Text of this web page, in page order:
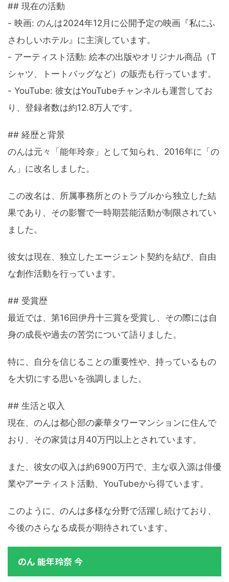
## 現在の活動
- 映画: のんは2024年12月に公開予定の映画『私にふ
さわしいホテル』に主演しています。
- アーティスト活動: 絵本の出版やオリジナル商品（T
シャツ、トートバッグなど）の販売も行っています。
- YouTube: 彼女はYouTubeチャンネルも運営してお
り、登録者数は約12.8万人です。
## 経歴と背景
のんは元々「能年玲奈」として知られ、2016年に「の
ん」に改名しました。
この改名は、所属事務所とのトラブルから独立した結
果であり、その影響で一時期芸能活動が制限されてい
ました。
彼女は現在、独立したエージェント契約を結び、自由
な創作活動を行っています。
## 受賞歴
最近では、第16回伊丹十三賞を受賞し、その際には自
身の成長や過去の苦労について語りました。
特に、自分を信じることの重要性や、持っているもの
を大切にする思いを強調しました。
## 生活と収入
現在、のんは都心部の豪華タワーマンションに住んで
おり、その家賃は月40万円以上とされています。
また、彼女の収入は約6900万円で、主な収入源は俳優
業やアーティスト活動、YouTubeから得ています。
このように、のんは多様な分野で活躍し続けており、
今後のさらなる成長が期待されています。
のん 能年玲奈 今